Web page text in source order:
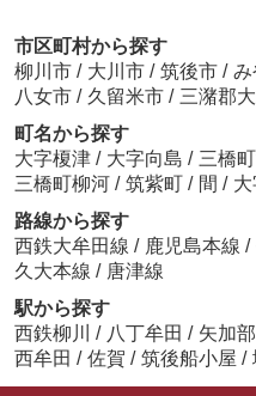
市区町村から探す
柳川市 / 大川市 / 筑後市 / み
八女市 / 久留米市 / 三潴郡
町名から探す
大字榎津 / 大字向島 / 三橋
三橋町柳河 / 筑紫町 / 間 /
路線から探す
西鉄大牟田線 / 鹿児島本線 /
久大本線 / 唐津線
駅から探す
西鉄柳川
/ 八丁牟田 / 矢加部
西牟田 / 佐賀 / 筑後船小屋 /